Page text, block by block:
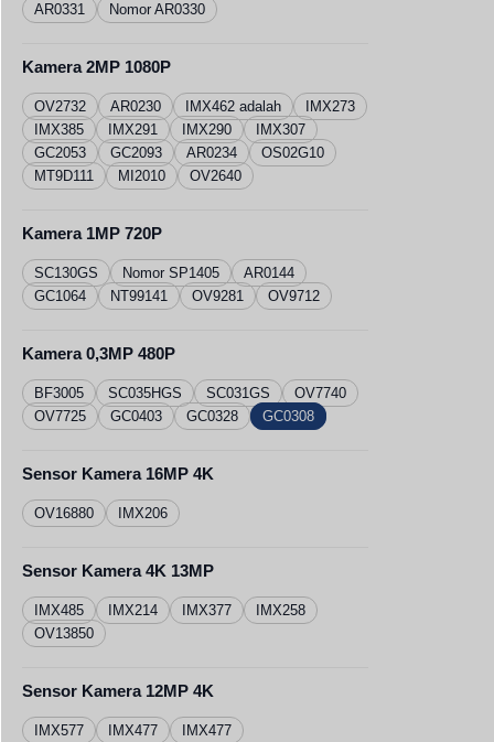
AR0331 Nomor AR0330
Kamera 2MP 1080P
OV2732 AR0230 IMX462 adalah
IMX273
IMX385
IMX291 IMX290
IMX307
GC2053
GC2093 AR0234
OS02G10
MT9D111
MI2010 OV2640
Kamera 1MP 720P
SC130GS Nomor SP1405
AR0144
GC1064
NT99141 OV9281 OV9712
Kamera 0,3MP 480P
BF3005 SC035HGS SC031GS
OV7740
OV7725
GC0403 GC0328 GC0308
Sensor Kamera 16MP 4K
OV16880 IMX206
Sensor Kamera 4K 13MP
IMX485 IMX214 IMX377
IMX258
OV13850
Sensor Kamera 12MP 4K
IMX577 IMX477 IMX477